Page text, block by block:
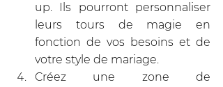
up. Ils pourront personnaliser
leurs tours de magie en
fonction de vos besoins et de
votre style de mariage.
Créez une zone de